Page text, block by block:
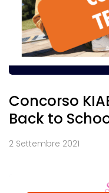
Concorso
Back to
2 Settembre 2021